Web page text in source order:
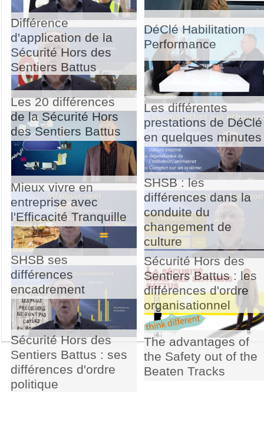
Différence
d'application de la
Sécurité Hors des
Sentiers Battus
DéClé Habilitation
Performance
Les 20 différences
de la Sécurité Hors
des Sentiers Battus
Les différentes
prestations de DéClé
en quelques minutes
Mieux vivre en
entreprise avec
l'Efficacité Tranquille
SHSB : les
différences dans la
conduite du
changement de
culture
SHSB ses
différences
encadrement
Sécurité Hors des
Sentiers Battus : les
différences d'ordre
organisationnel
Sécurité Hors des
Sentiers Battus : ses
différences d'ordre
politique
The advantages of
the Safety out of the
Beaten Tracks